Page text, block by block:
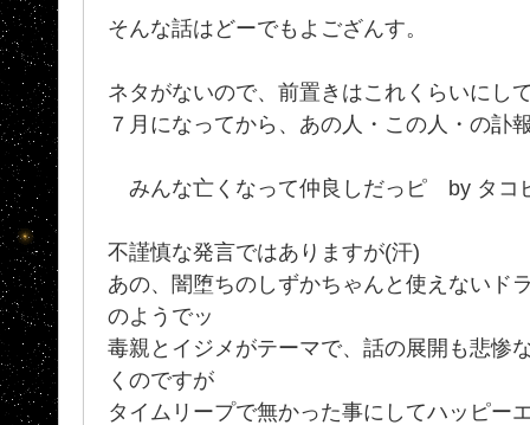
そんな話はどーでもよござんす。
ネタがないので、前置きはこれくらいにし
７月になってから、あの人・この人・の訃
みんな亡くなって仲良しだっピ by タコ
不謹慎な発言ではありますが(汗)
あの、闇堕ちのしずかちゃんと使えないド
のようでッ
毒親とイジメがテーマで、話の展開も悲惨
くのですが
タイムリープで無かった事にしてハッピ